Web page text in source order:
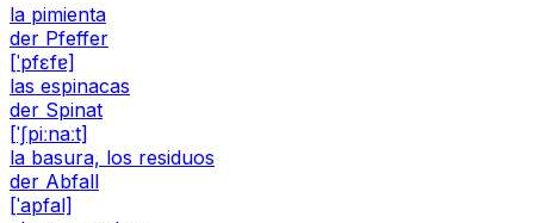
la pimienta
der Pfeffer
[ˈpfɛfɐ]
las espinacas
der Spinat
[ˈʃpiːnaːt]
la basura, los residuos
der Abfall
[ˈapfal]